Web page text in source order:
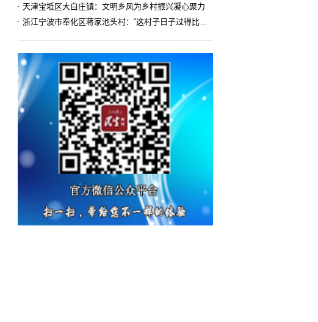
天津宝坻区大白庄镇：文明乡风为乡村振兴凝心聚力
浙江宁波市奉化区蒋家池头村：“这村子日子过得比城里还舒心”